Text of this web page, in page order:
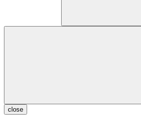
close